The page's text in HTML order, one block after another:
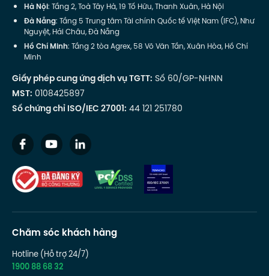
Hà Nội: Tầng 2, Toà Tây Hà, 19 Tố Hữu, Thanh Xuân, Hà Nội
Đà Nẵng: Tầng 5 Trung tâm Tài chính Quốc tế Việt Nam (IFC), Như
Nguyệt, Hải Châu, Đà Nẵng
Hồ Chí Minh: Tầng 2 tòa Agrex, 58 Võ Văn Tần, Xuân Hòa, Hồ Chí
Minh
Giấy phép cung ứng dịch vụ TGTT: Số 60/GP-NHNN
MST: 0108425897
Số chứng chỉ ISO/IEC 27001: 44 121 251780
Chăm sóc khách hàng
Hotline (Hỗ trợ 24/7)
1900 88 68 32